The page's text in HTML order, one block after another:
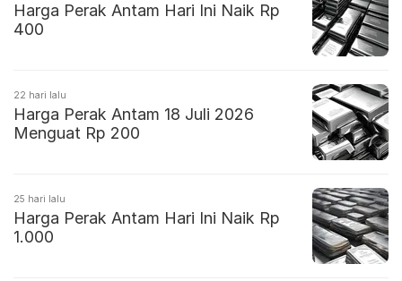
Harga Perak Antam Hari Ini Naik Rp
400
22 hari lalu
Harga Perak Antam 18 Juli 2026
Menguat Rp 200
25 hari lalu
Harga Perak Antam Hari Ini Naik Rp
1.000